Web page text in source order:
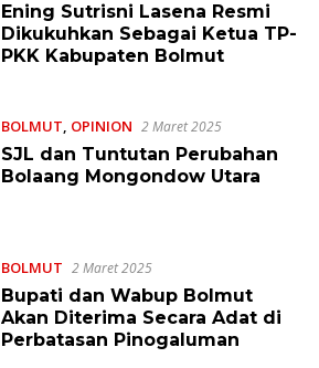
Ening Sutrisni Lasena Resmi
Dikukuhkan Sebagai Ketua TP-
PKK Kabupaten Bolmut
BOLMUT OPINION 2 Maret 2025
SJL dan Tuntutan Perubahan
Bolaang Mongondow Utara
BOLMUT 2 Maret 2025
Bupati dan Wabup Bolmut
Akan Diterima Secara Adat di
Perbatasan Pinogaluman